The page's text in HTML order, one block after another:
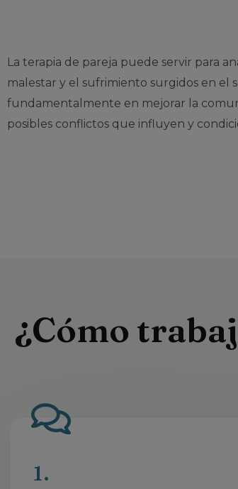
La terapia de pareja puede servir para
malestar y el sufrimiento surgidos en el
fundamentalmente en mejorar la
posibles conflictos que influyen y
¿Cómo
1.